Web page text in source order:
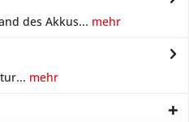
des Akkus... mehr
mehr